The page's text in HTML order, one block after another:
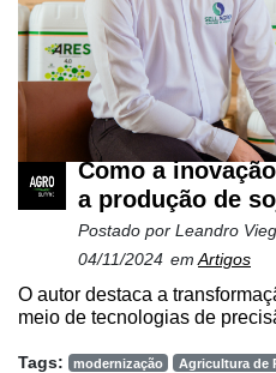
Como a
a produção de
Postado por Leandro
04/11/2024 em Artigos
O autor destaca a
meio de tecnologias de
Tags: modernização
Agricultura de